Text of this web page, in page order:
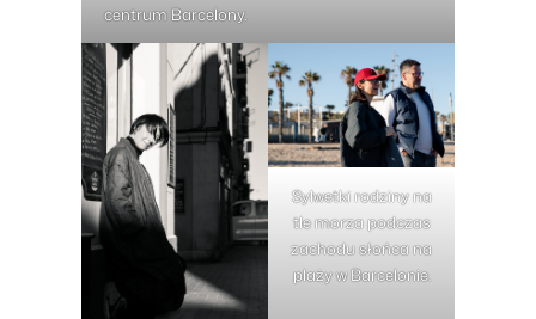
centrum Barcelony.
Sylwetki rodziny na
tle morza podczas
zachodu słońca na
plaży w Barcelonie.